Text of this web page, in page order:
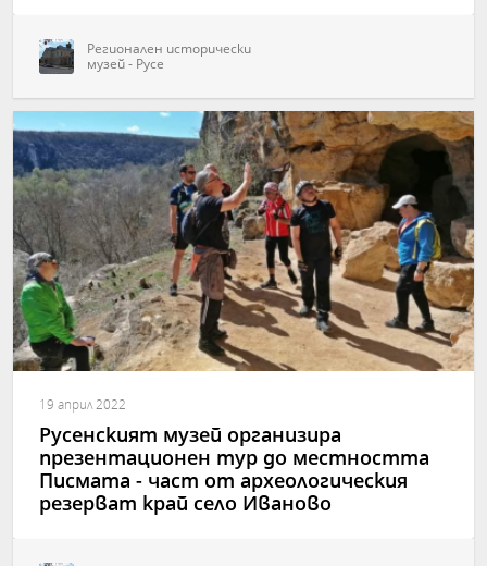
Регионален исторически
музей - Русе
19 април 2022
Русенският музей организира
презентационен тур до местността
Писмата - част от археологическия
резерват край село Иваново